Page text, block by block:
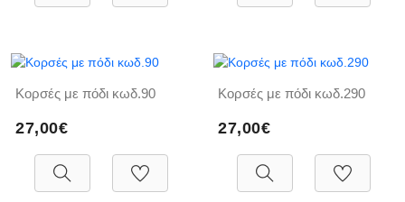
Κορσές με πόδι κωδ.90
27,00€
Κορσές με πόδι κωδ.290
27,00€